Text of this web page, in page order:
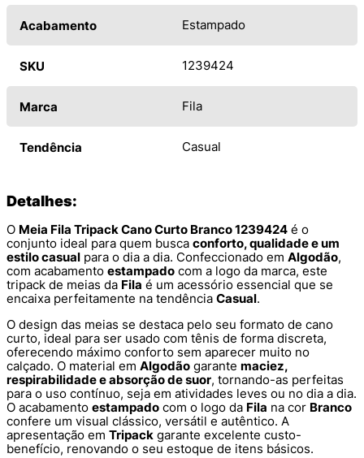
Acabamento Estampado
SKU 1239424
Marca Fila
Tendência Casual
Detalhes:
O Meia Fila Tripack Cano Curto Branco 1239424 é o
conjunto ideal para quem busca conforto, qualidade e um
estilo casual para o dia a dia. Confeccionado em Algodão,
com acabamento estampado com a logo da marca, este
tripack de meias da Fila é um acessório essencial que se
encaixa perfeitamente na tendência Casual.
O design das meias se destaca pelo seu formato de cano
curto, ideal para ser usado com tênis de forma discreta,
oferecendo máximo conforto sem aparecer muito no
calçado. O material em Algodão garante maciez,
respirabilidade e absorção de suor, tornando-as perfeitas
para o uso contínuo, seja em atividades leves ou no dia a dia.
O acabamento estampado com o logo da Fila na cor Branco
confere um visual clássico, versátil e autêntico. A
apresentação em Tripack garante excelente custo-
benefício, renovando o seu estoque de itens básicos.